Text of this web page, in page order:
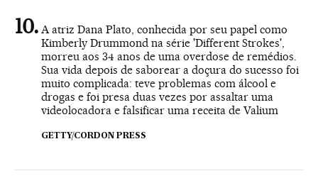
A atriz Dana Plato, conhecida por seu papel como
Kimberly Drummond na série 'Different Strokes',
morreu aos 34 anos de uma overdose de remédios.
Sua vida depois de saborear a doçura do sucesso foi
muito complicada: teve problemas com álcool e
drogas e foi presa duas vezes por assaltar uma
videolocadora e falsificar uma receita de Valium
GETTY/CORDON PRESS